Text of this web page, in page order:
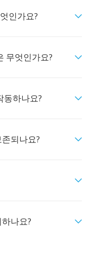
인가요?
무엇인가요?
동하나요?
되나요?
나요?